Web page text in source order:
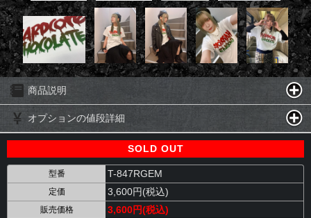
商品説明
オプションの値段詳細
SOLD OUT
型番 T-847RGEM
定価 3,600円(税込)
販売価格 3,600円(税込)